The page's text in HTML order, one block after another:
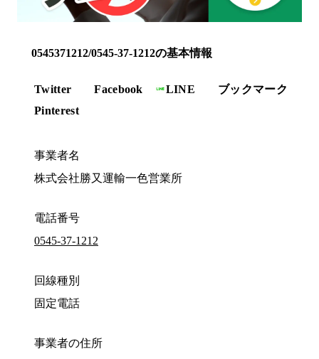
0545371212/0545-37-1212の基本情報
Twitter Facebook LINE
ブックマーク
Pinterest
事業者名
株式会社勝又運輸一色営業所
電話番号
0545-37-1212
回線種別
固定電話
事業者の住所